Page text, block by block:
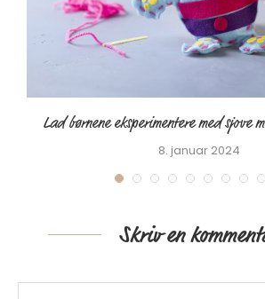
Lad børnene eksperimentere med sjove
8. januar 2024
Skriv en